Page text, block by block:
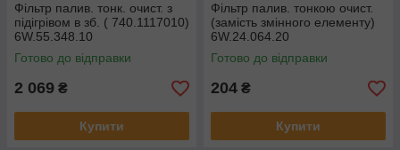
Фільтр палив. тонк. очист. з
підігрівом в зб. ( 740.1117010)
6W.55.348.10
Готово до відправки
2 069 ₴
Купити
Фільтр палив. тонкою очист.
(замість змінного елементу)
6W.24.064.20
Готово до відправки
204 ₴
Купити